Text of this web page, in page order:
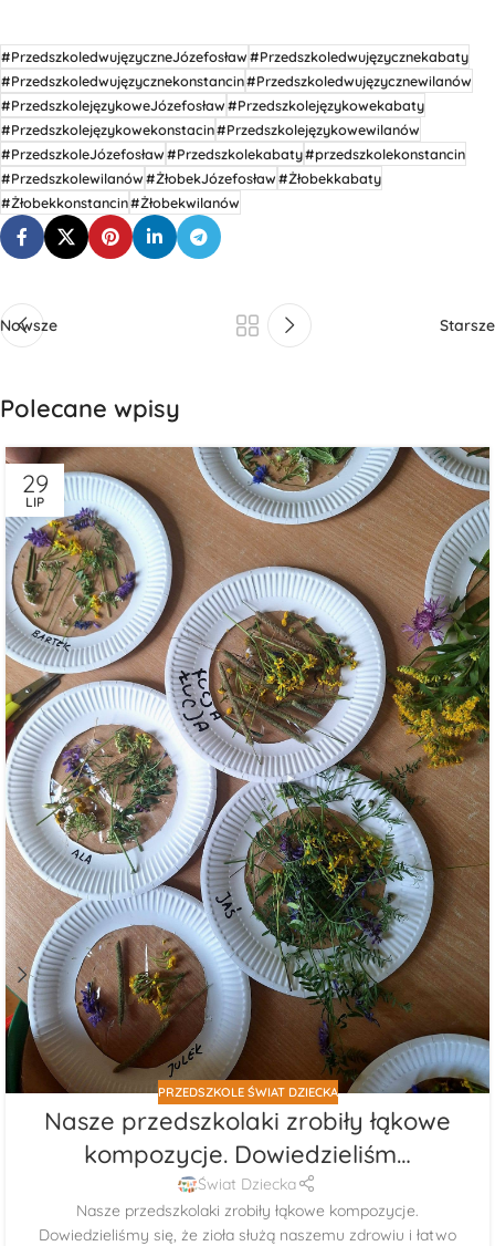
#PrzedszkoledwujęzyczneJózefosław#Przedszkoledwujęzycznekabaty
#Przedszkoledwujęzycznekonstancin#Przedszkoledwujęzycznewilanów
#PrzedszkolejęzykoweJózefosław#Przedszkolejęzykowekabaty
#Przedszkolejęzykowekonstacin#Przedszkolejęzykowewilanów
#PrzedszkoleJózefosław#Przedszkolekabaty#przedszkolekonstancin
#Przedszkolewilanów#ŻłobekJózefosław#Żłobekkabaty
#Żłobekkonstancin#Żłobekwilanów
Nowsze Starsze
Polecane wpisy
29
LIP
PRZEDSZKOLE ŚWIAT DZIECKA
Nasze przedszkolaki zrobiły łąkowe
kompozycje. Dowiedzieliśm…
Świat Dziecka
Nasze przedszkolaki zrobiły łąkowe kompozycje.
Dowiedzieliśmy się, że zioła służą naszemu zdrowiu i łatwo